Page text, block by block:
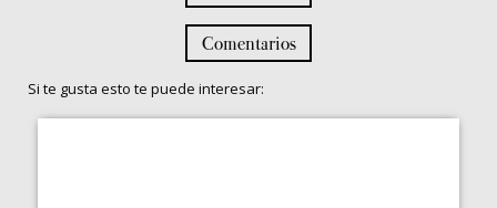
Comentarios
Si te gusta esto te puede interesar: